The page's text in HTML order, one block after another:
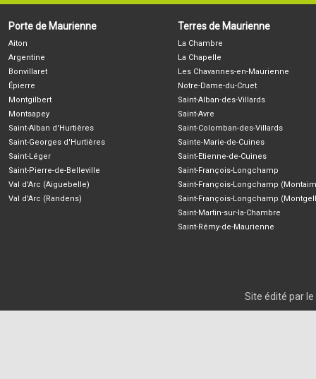
Porte de Maurienne
Aiton
Argentine
Bonvillaret
Épierre
Montgilbert
Montsapey
Saint-Alban d'Hurtières
Saint-Georges d'Hurtières
Saint-Léger
Saint-Pierre-de-Belleville
Val d'Arc (Aiguebelle)
Val d'Arc (Randens)
Terres de Maurienne
La Chambre
La Chapelle
Les Chavannes-en-Maurienne
Notre-Dame-du-Cruet
Saint-Alban-des-Villards
Saint-Avre
Saint-Colomban-des-Villards
Sainte-Marie-de-Cuines
Saint-Etienne-de-Cuines
Saint-François-Longchamp
Saint-François-Longchamp
Saint-François-Longchamp
Saint-Martin-sur-la-Chambre
Saint-Rémy-de-Maurienne
Site édité par